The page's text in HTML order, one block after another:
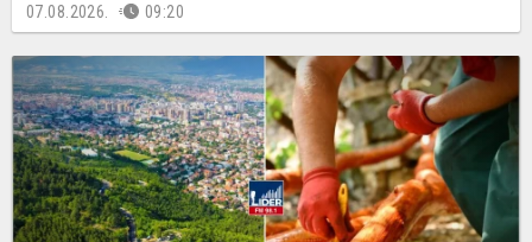
07.08.2026. 09:20